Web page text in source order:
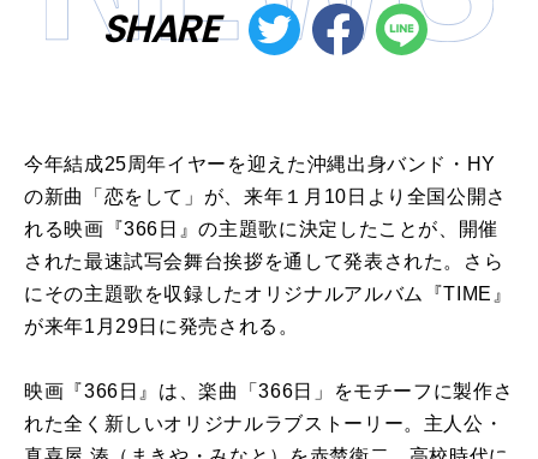
SHARE
今年結成25周年イヤーを迎えた沖縄出身バンド・HY
の新曲「恋をして」が、来年１月10日より全国公開さ
れる映画『366日』の主題歌に決定したことが、開催
された最速試写会舞台挨拶を通して発表された。さら
にその主題歌を収録したオリジナルアルバム『TIME』
が来年1月29日に発売される。
映画『366日』は、楽曲「366日」をモチーフに製作さ
れた全く新しいオリジナルラブストーリー。主人公・